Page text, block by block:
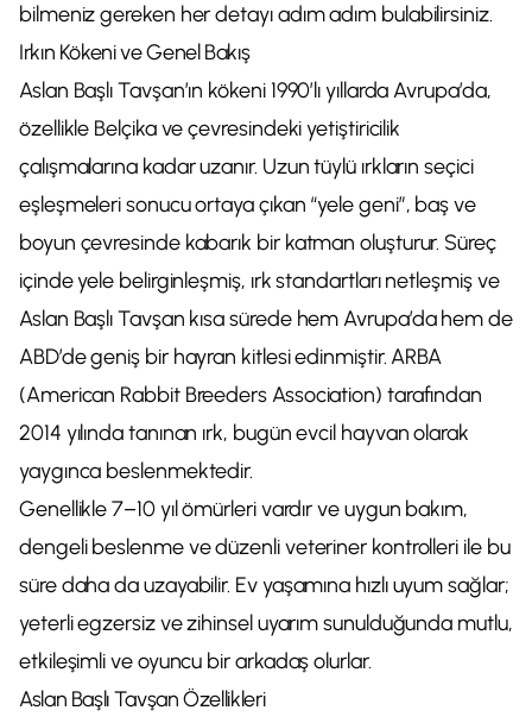
bilmeniz gereken her detayı adım adım bulabilirsiniz.
Irkın Kökeni ve Genel Bakış
Aslan Başlı Tavşan’ın kökeni 1990’lı yıllarda Avrupa’da,
özellikle Belçika ve çevresindeki yetiştiricilik
çalışmalarına kadar uzanır. Uzun tüylü ırkların seçici
eşleşmeleri sonucu ortaya çıkan “yele geni”, baş ve
boyun çevresinde kabarık bir katman oluşturur. Süreç
içinde yele belirginleşmiş, ırk standartları netleşmiş ve
Aslan Başlı Tavşan kısa sürede hem Avrupa’da hem de
ABD’de geniş bir hayran kitlesi edinmiştir. ARBA
(American Rabbit Breeders Association) tarafından
2014 yılında tanınan ırk, bugün evcil hayvan olarak
yaygınca beslenmektedir.
Genellikle 7–10 yıl ömürleri vardır ve uygun bakım,
dengeli beslenme ve düzenli veteriner kontrolleri ile bu
süre daha da uzayabilir. Ev yaşamına hızlı uyum sağlar;
yeterli egzersiz ve zihinsel uyarım sunulduğunda mutlu,
etkileşimli ve oyuncu bir arkadaş olurlar.
Aslan Başlı Tavşan Özellikleri